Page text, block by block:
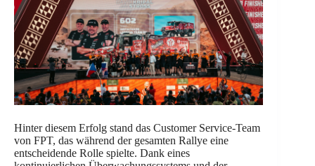
Hinter diesem Erfolg stand das Customer Service-Team
von FPT, das während der gesamten Rallye eine
entscheidende Rolle spielte. Dank eines